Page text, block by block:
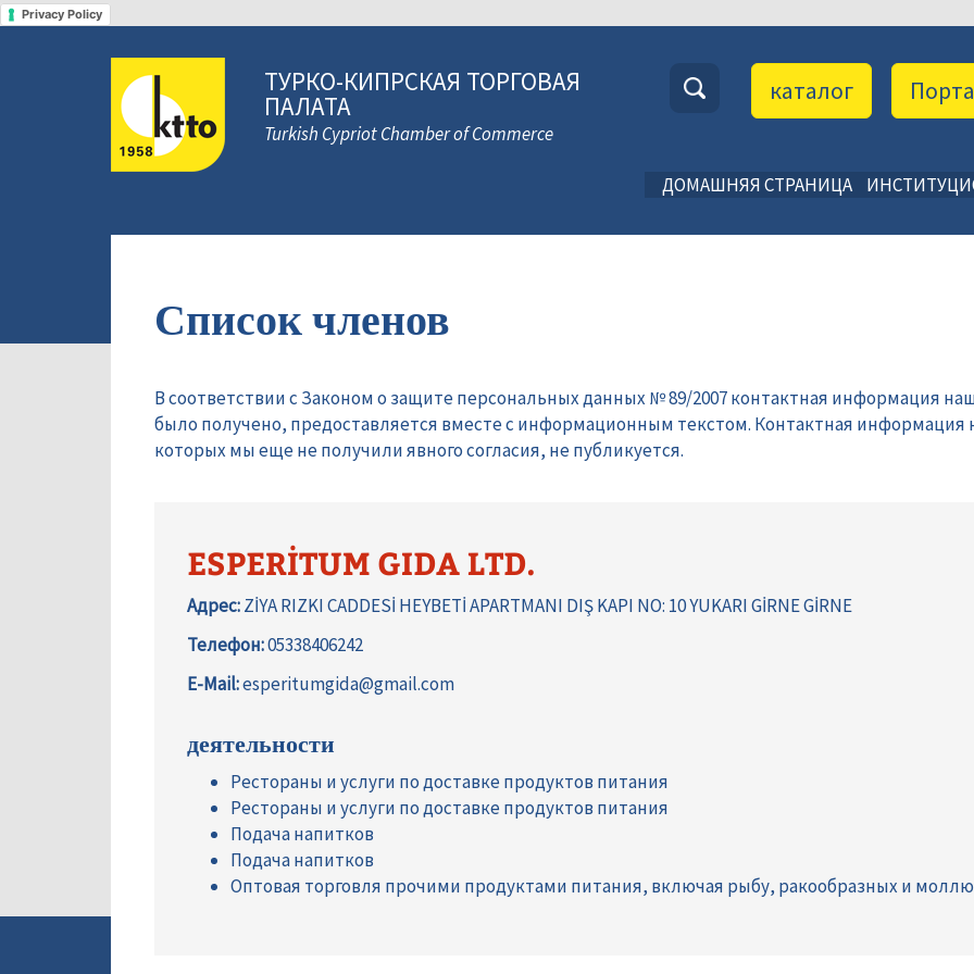
Privacy Policy
ТУРКО-КИПРСКАЯ ТОРГОВАЯ
ПАЛАТА
Turkish Cypriot Chamber of Commerce
каталог
ДОМАШНЯЯ СТРАНИЦА
Список членов
В соответствии с Законом о защите персональных данных № 89/2007 контактная информация
было получено, предоставляется вместе с информационным текстом. Контактная информация
которых мы еще не получили явного согласия, не публикуется.
ESPERİTUM GIDA LTD.
Адрес:ZİYA RIZKI CADDESİ HEYBETİ APARTMANI DIŞ KAPI NO: 10 YUKARI GİRNE GİRNE
Телефон:05338406242
E-Mail:esperitumgida@gmail.com
деятельности
Рестораны и услуги по доставке продуктов питания
Рестораны и услуги по доставке продуктов питания
Подача напитков
Подача напитков
Оптовая торговля прочими продуктами питания, включая рыбу, ракообразных и